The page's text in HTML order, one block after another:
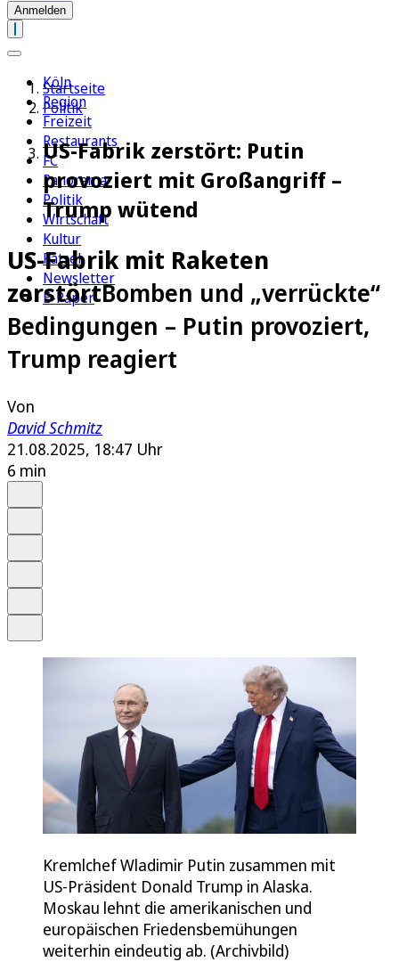
Anmelden
Köln
Region
Freizeit
Restaurants
FC
Panorama
Politik
Wirtschaft
Kultur
Rätsel
Newsletter
E-Paper
Startseite
Politik
US-Fabrik zerstört: Putin
provoziert mit Großangriff –
Trump wütend
US-Fabrik mit Raketen
zerstörtBomben und „verrückte“
Bedingungen – Putin provoziert,
Trump reagiert
Von
David Schmitz
21.08.2025, 18:47 Uhr
6 min
Kremlchef Wladimir Putin zusammen mit
US-Präsident Donald Trump in Alaska.
Moskau lehnt die amerikanischen und
europäischen Friedensbemühungen
weiterhin eindeutig ab. (Archivbild)